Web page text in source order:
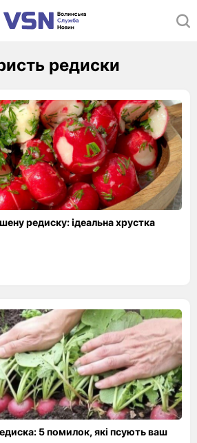
редиски
редиску: ідеальна хрустка
5 помилок, які псують ваш